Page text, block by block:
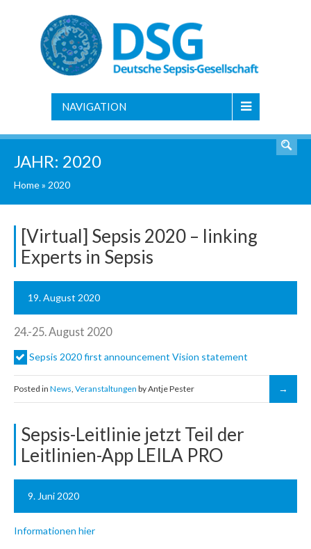
NAVIGATION
JAHR: 2020
Home» 2020
[Virtual] Sepsis 2020 – linking
Experts in Sepsis
19. August 2020
24.-25. August 2020
Sepsis 2020 first announcement Vision statement
Posted in News, Veranstaltungen by Antje Pester
Sepsis-Leitlinie jetzt Teil der
Leitlinien-App LEILA PRO
9. Juni 2020
Informationen hier